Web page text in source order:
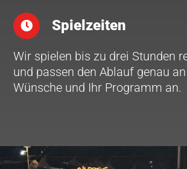
Spielzeiten
Wir spielen bis zu drei Stunden
und passen den Ablauf genau
Wünsche und Ihr Programm an.